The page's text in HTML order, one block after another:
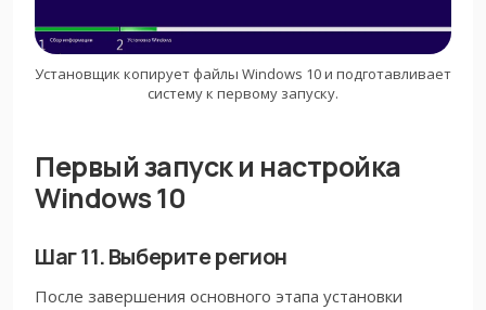
Установщик копирует файлы Windows 10 и подготавливает
систему к первому запуску.
Первый запуск и настройка
Windows 10
Шаг 11. Выберите регион
После завершения основного этапа установки